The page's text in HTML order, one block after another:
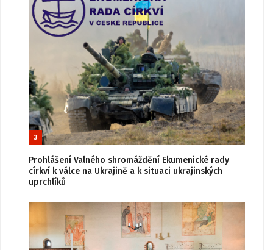
3
Prohlášení Valného shromáždění Ekumenické rady
církví k válce na Ukrajině a k situaci ukrajinských
uprchlíků